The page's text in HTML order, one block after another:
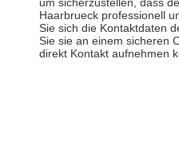
um sicherzustellen, dass
Haarbrueck professionell
Sie sich die Kontaktdaten
Sie sie an einem sicheren
direkt Kontakt aufnehmen